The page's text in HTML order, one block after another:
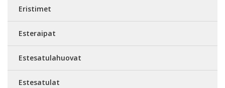
Eristimet
Esteraipat
Estesatulahuovat
Estesatulat